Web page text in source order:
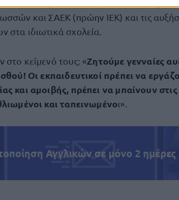
και ΣΑΕΚ (πρώην ΙΕΚ) και τις
ιδιωτικά σχολεία.
κείμενό τους: «Ζητούμε γενναίες
Οι εκπαιδευτικοί πρέπει να
και αμοιβής, πρέπει να μπαίνουν
και ταπεινωμένοι».
Αγγλικών σε μόνο 2 ημέρες